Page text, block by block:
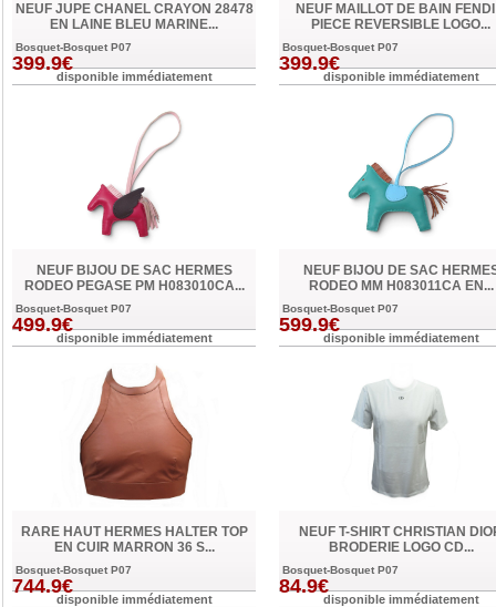
NEUF JUPE CHANEL CRAYON 28478
EN LAINE BLEU MARINE...
Bosquet-Bosquet P07
399.9€
disponible immédiatement
NEUF MAILLOT DE BAIN
PIECE REVERSIBLE LOGO...
Bosquet-Bosquet P07
399.9€
disponible immédiatement
NEUF BIJOU DE SAC HERMES
RODEO PEGASE PM H083010CA...
Bosquet-Bosquet P07
499.9€
disponible immédiatement
NEUF BIJOU DE SAC
RODEO MM H083011CA EN...
Bosquet-Bosquet P07
599.9€
disponible immédiatement
RARE HAUT HERMES HALTER TOP
EN CUIR MARRON 36 S...
Bosquet-Bosquet P07
744.9€
disponible immédiatement
NEUF T-SHIRT CHRISTIAN
BRODERIE LOGO CD...
Bosquet-Bosquet P07
84.9€
disponible immédiatement